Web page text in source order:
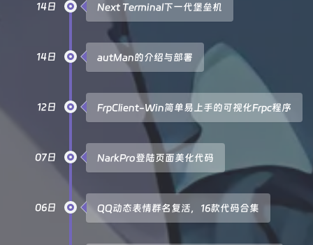
14日 Next Terminal下一代堡垒机
14日 autMan的介绍与部署
12日 FrpClient-Win简单易上手的可视化Frpc程序
07日 NarkPro登陆页面美化代码
06日 QQ动态表情群名复活，16款代码合集